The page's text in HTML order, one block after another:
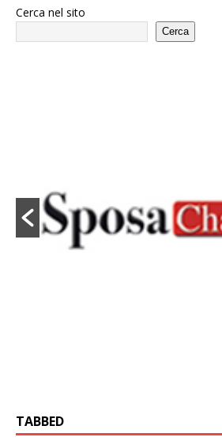
Cerca nel sito
Cerca
TABBED